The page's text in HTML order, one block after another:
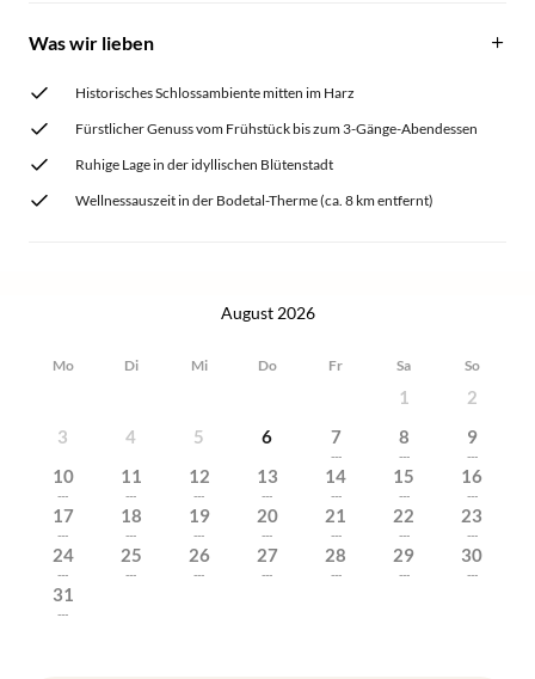
Was wir lieben
Historisches Schlossambiente mitten im Harz
Fürstlicher Genuss vom Frühstück bis zum 3-Gänge-Abendessen
Ruhige Lage in der idyllischen Blütenstadt
Wellnessauszeit in der Bodetal-Therme (ca. 8 km entfernt)
August 2026
Mo Di Mi Do Fr Sa So
1
2
3
4 5 6 7
---
8
---
9
---
10
---
11
---
12
---
13
---
14
---
15
---
16
---
17
---
18
---
19
---
20
---
21
---
22
---
23
---
24
---
25
---
26
---
27
---
28
---
29
---
30
---
31
---